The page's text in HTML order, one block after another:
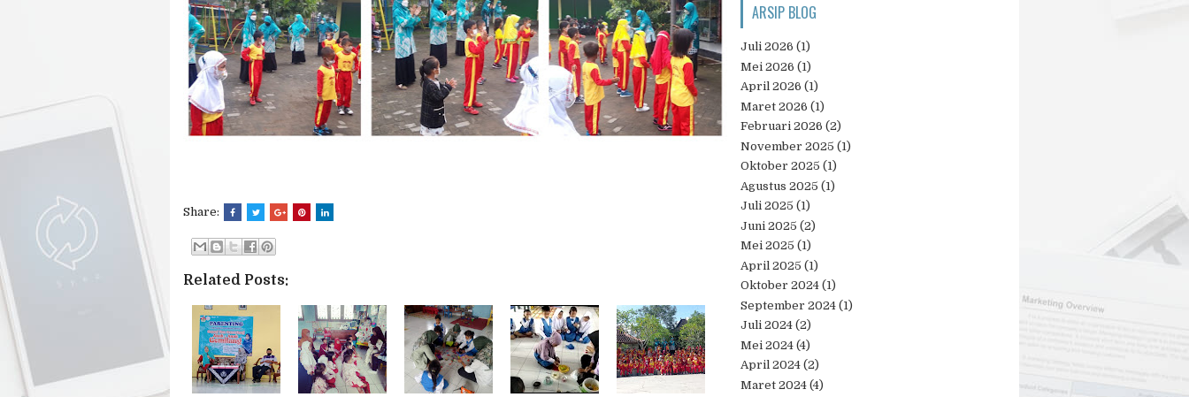
Share:
Related Posts:
ARSIP BLOG
Juli 2026 (1)
Mei 2026 (1)
April 2026 (1)
Maret 2026 (1)
Februari 2026 (2)
November 2025 (1)
Oktober 2025 (1)
Agustus 2025 (1)
Juli 2025 (1)
Juni 2025 (2)
Mei 2025 (1)
April 2025 (1)
Oktober 2024 (1)
September 2024 (1)
Juli 2024 (2)
Mei 2024 (4)
April 2024 (2)
Maret 2024 (4)